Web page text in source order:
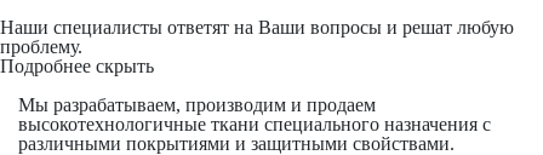
Наши специалисты ответят на Ваши вопросы и решат любую
проблему.
Подробнее скрыть
Мы разрабатываем, производим и продаем
высокотехнологичные ткани специального назначения с
различными покрытиями и защитными свойствами.